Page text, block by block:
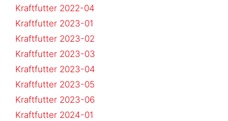
Kraftfutter 2022-04
Kraftfutter 2023-01
Kraftfutter 2023-02
Kraftfutter 2023-03
Kraftfutter 2023-04
Kraftfutter 2023-05
Kraftfutter 2023-06
Kraftfutter 2024-01